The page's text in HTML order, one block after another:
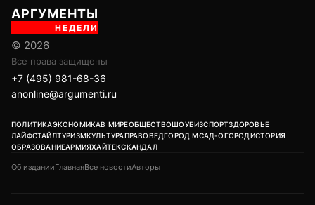
АРГУМЕНТЫ
НЕДЕЛИ
© 2026
Все права защищены
+7 (495) 981-68-36
anonline@argumenti.ru
ПОЛИТИКАЭКОНОМИКАВ МИРЕОБЩЕСТВОШОУБИЗСПОРТЗДОРОВЬЕ
ЛАЙФСТАЙЛТУРИЗМКУЛЬТУРАПРАВОВЕДГОРОД МСАД-ОГОРОДИСТОРИЯ
ОБРАЗОВАНИЕАРМИЯХАЙТЕКСКАНДАЛ
Об изданииГлавнаяВсе новостиАвторы